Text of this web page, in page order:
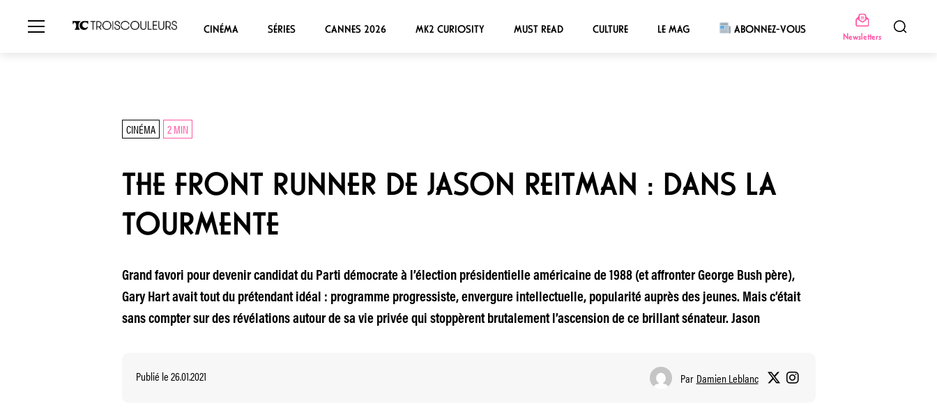
CINÉMA SÉRIES CANNES 2026 MK2 CURIOSITY MUST READ CULTURE LE MAG ABONNEZ-VOUS
Newsletters
CINÉMA 2 MIN
THE FRONT RUNNER DE JASON REITMAN : DANS LA
TOURMENTE
Grand favori pour devenir candidat du Parti démocrate à l’élection présidentielle américaine de 1988 (et affronter George Bush père),
Gary Hart avait tout du prétendant idéal : programme progressiste, envergure intellectuelle, popularité auprès des jeunes. Mais c’était
sans compter sur des révélations autour de sa vie privée qui stoppèrent brutalement l’ascension de ce brillant sénateur. Jason
Publié le 26.01.2021 Par Damien Leblanc